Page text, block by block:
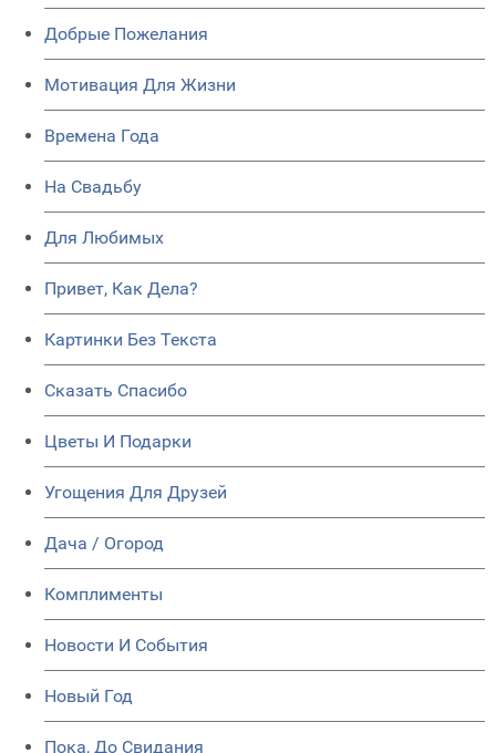
Добрые Пожелания
Мотивация Для Жизни
Времена Года
На Свадьбу
Для Любимых
Привет, Как Дела?
Картинки Без Текста
Сказать Спасибо
Цветы И Подарки
Угощения Для Друзей
Дача / Огород
Комплименты
Новости И События
Новый Год
Пока, До Свидания